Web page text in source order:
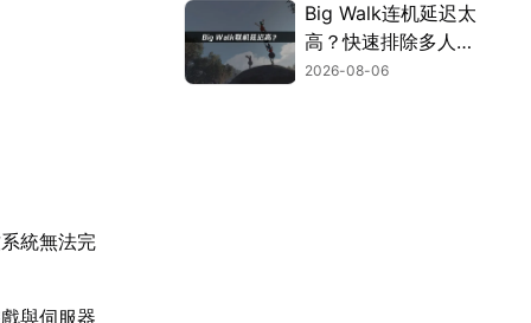
統無法完
與伺服器
Big Walk连机延迟太
高？快速排除多人游
玩卡顿困扰！
2026-08-06